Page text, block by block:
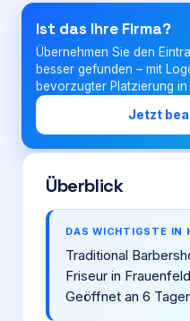
Ist das Ihre Firma?
Übernehmen Sie den
besser gefunden – mit
bevorzugter Platzierung
Jetzt
Überblick
DAS WICHTIGSTE IN
Traditional
Friseur in
Geöffnet an 6